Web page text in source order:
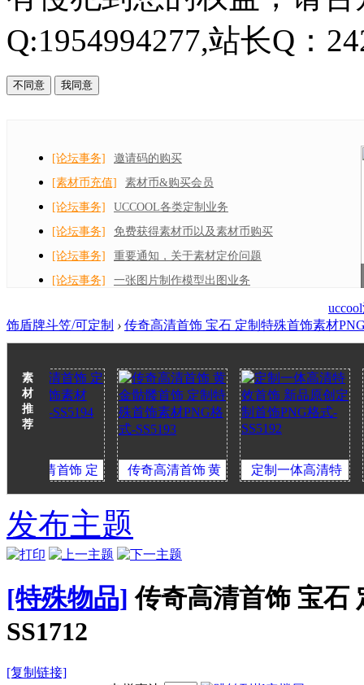
Q:1954994277,站长Q：
不同意 我同意
[论坛事务]
邀请码的购买
[素材币充值]
素材币&购买会员
[论坛事务]
UCCOOL各类定制业务
[论坛事务]
免费获得素材币以及素材币购买
[论坛事务]
重要通知，关于素材定价问题
[论坛事务]
一张图片制作模型出图业务
饰盾牌斗笠/可定制 › 传奇高清首饰 宝石 定制特殊首饰素材
素
材
推
荐
首饰 定
-SS5194
传奇高清首饰 黄
殊首饰素材PNG格
式-SS5193
定制一体高清特
定制
发布主题
[特殊物品] 传奇高清首饰 宝石
SS1712
[复制链接]